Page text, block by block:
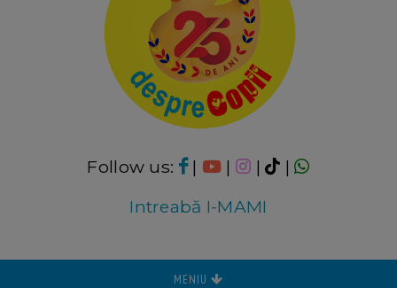
Follow us: | | |
|
Intreabă I-MAMI
MENIU